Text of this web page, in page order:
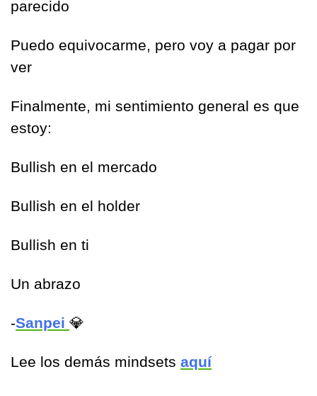
parecido
Puedo equivocarme, pero voy a pagar por
ver
Finalmente, mi sentimiento general es que
estoy:
Bullish en el mercado
Bullish en el holder
Bullish en ti
Un abrazo
-Sanpei 💎
Lee los demás mindsets aquí